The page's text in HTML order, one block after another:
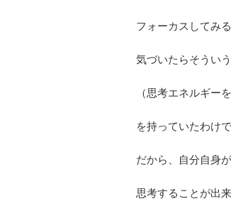
フォーカスしてみる
気づいたらそうい
（思考エネルギー
を持っていたわけで
だから、自分自身
思考することが出来